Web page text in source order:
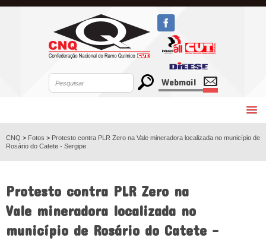
Webmail
CNQ > Fotos > Protesto contra PLR Zero na Vale mineradora localizada no município de
Rosário do Catete - Sergipe
Protesto contra PLR Zero na
Vale mineradora localizada no
município de Rosário do Catete -